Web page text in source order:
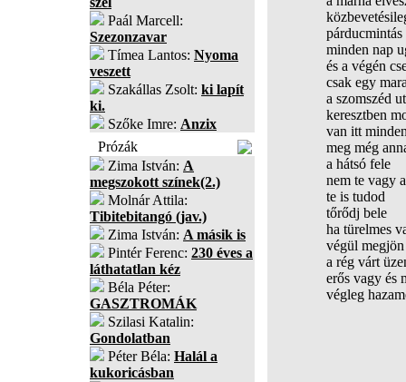
Paál Marcell:
Szezonzavar
Tímea Lantos: Nyoma
veszett
Szakállas Zsolt: ki lapít
ki.
Szőke Imre: Anzix
Prózák
Zima István: A
megszokott színek(2.)
Molnár Attila:
Tibitebitangó (jav.)
Zima István: A másik is
Pintér Ferenc: 230 éves a
láthatatlan kéz
Béla Péter:
GASZTROMÁK
Szilasi Katalin:
Gondolatban
Péter Béla: Halál a
kukoricásban
minden nap
és a végén
csak egy
a szomszéd
keresztben
van itt
meg még
a hátsó fele
nem te vagy
te is tudod
tőrődj bele
ha türelmes
végül megjön
a rég várt
erős vagy és
végleg